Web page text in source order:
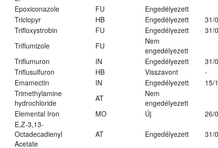
Epoxiconazole
FU
Engedélyezett
Triclopyr
HB Engedélyezett
31/
Trifloxystrobin
FU Engedélyezett
31/
Triflumizole
FU
Nem
engedélyezett
Triflumuron
IN Engedélyezett
31/
Triflusulfuron
HB Visszavont
-
Emamectin
IN Engedélyezett
15/
Trimethylamine
hydrochloride
AT
Nem
engedélyezett
Elemental Iron
MO Új
26/
E,Z-3,13-
Octadecadienyl
Acetate
AT Engedélyezett 31/